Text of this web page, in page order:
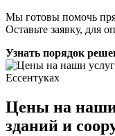
Мы готовы помочь
Оставьте заявку, для
Узнать порядок
Цены на наши
зданий и